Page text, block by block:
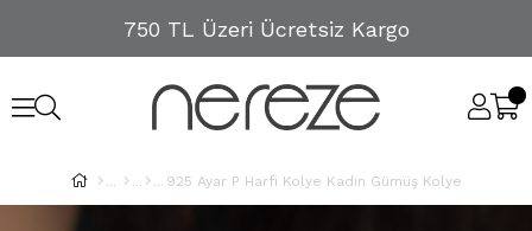
750 TL Üzeri Ücretsiz Kargo
925 Ayar P Harfi Kolye Kadın Gümüş Kolye